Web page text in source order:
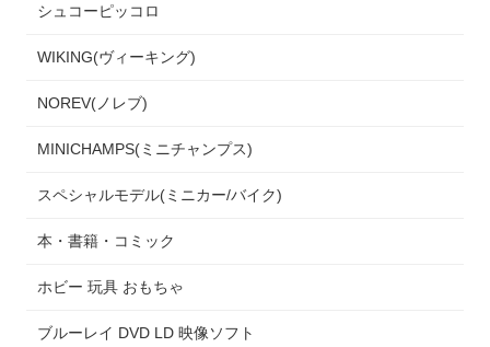
シュコーピッコロ
WIKING(ヴィーキング)
NOREV(ノレブ)
MINICHAMPS(ミニチャンプス)
スペシャルモデル(ミニカー/バイク)
本・書籍・コミック
ホビー 玩具 おもちゃ
ブルーレイ DVD LD 映像ソフト